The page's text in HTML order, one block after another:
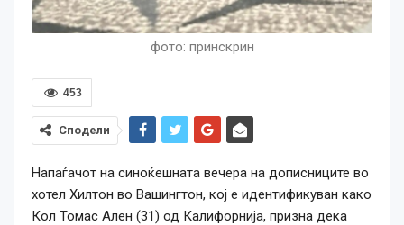
фото: принскрин
453
Сподели
Напаѓачот на синоќешната вечера на дописниците во
хотел Хилтон во Вашингтон, кој е идентификуван како
Кол Томас Ален (31) од Калифорнија, призна дека